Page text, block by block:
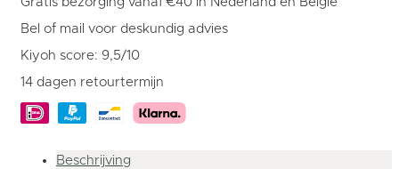
Bel of mail voor deskundig advies
Kiyoh score: 9,5/10
14 dagen retourtermijn
Beschrijving